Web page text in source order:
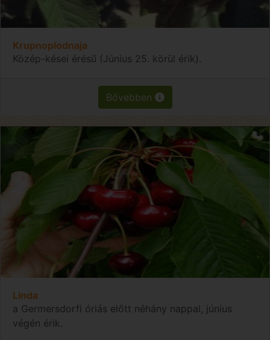
Krupnoplodnaja
Közép-kései érésű (Június 25. körül érik).
Bővebben
Linda
a Germersdorfi óriás előtt néhány nappal, június
végén érik.